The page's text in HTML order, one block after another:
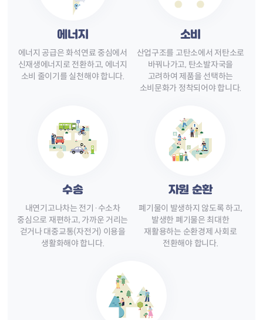
에너지
에너지 공급은 화석연료 중심에서
신재생에너지로 전환하고, 에너지
소비 줄이기를 실천해야 합니다.
소비
산업구조를 고탄소에서 저탄소로
바꿔나가고, 탄소발자국을
고려하여 제품을 선택하는
소비문화가 정착되어야 합니다.
수송
내연기고나차는 전기·수소차
중심으로 재편하고, 가까운 거리는
걷거나 대중교통(자전거) 이용을
생활화해야 합니다.
자원 순환
폐기물이 발생하지 않도록 하고,
발생한 폐기물은 최대한
재활용하는 순환경제 사회로
전환해야 합니다.